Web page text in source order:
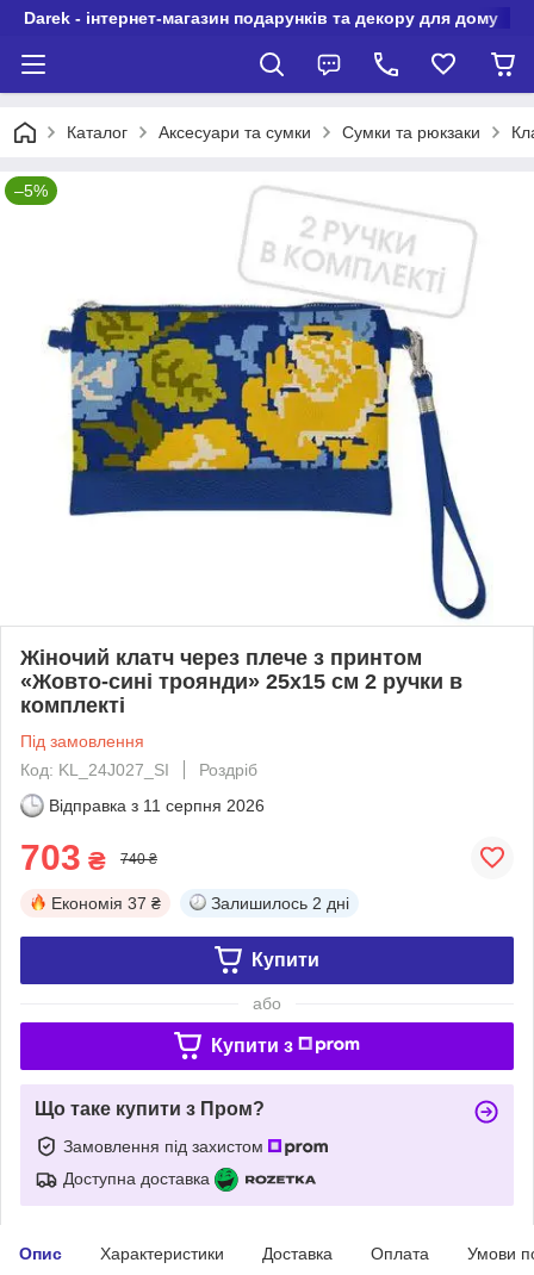
Darek - інтернет-магазин подарунків та декору для дому
Каталог Аксесуари та сумки Сумки та рюкзаки
–5%
Жіночий клатч через плече з принтом
«Жовто-сині троянди» 25х15 см 2 ручки в
комплекті
Під замовлення
Код: KL_24J027_SI
Роздріб
Відправка з 11 серпня 2026
703 ₴ 740 ₴
Економія 37 ₴ Залишилось 2 дні
Купити
або
Купити з
Що таке купити з Пром?
Замовлення під захистом
Доступна доставка
Опис Характеристики Доставка Оплата Умови